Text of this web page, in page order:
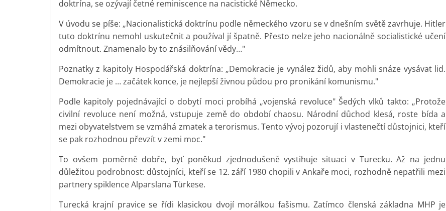
doktrína, se ozývají četné reminiscence na nacistické Německo.
V úvodu se píše: „Nacionalistická doktrínu podle německého vzoru se v dnešním světě zavrhuje. Hitler
tuto doktrínu nemohl uskutečnit a používal jí špatně. Přesto nelze jeho nacionálně socialistické učení
odmítnout. Znamenalo by to znásilňování vědy…"
Poznatky z kapitoly Hospodářská doktrína: „Demokracie je vynález židů, aby mohli snáze vysávat lid.
Demokracie je … začátek konce, je nejlepší živnou půdou pro pronikání komunismu."
Podle kapitoly pojednávající o dobytí moci probíhá „vojenská revoluce" Šedých vlků takto: „Protože
civilní revoluce není možná, vstupuje země do období chaosu. Národní důchod klesá, roste bída a
mezi obyvatelstvem se vzmáhá zmatek a terorismus. Tento vývoj pozorují i vlastenečtí důstojnici, kteří
se pak rozhodnou převzít v zemi moc."
To ovšem poměrně dobře, byť poněkud zjednodušeně vystihuje situaci v Turecku. Až na jednu
důležitou podrobnost: důstojníci, kteří se 12. září 1980 chopili v Ankaře moci, rozhodně nepatřili mezi
partnery spiklence Alparslana Türkese.
Turecká krajní pravice se řídi klasickou dvojí morálkou fašismu. Zatímco členská základna MHP je